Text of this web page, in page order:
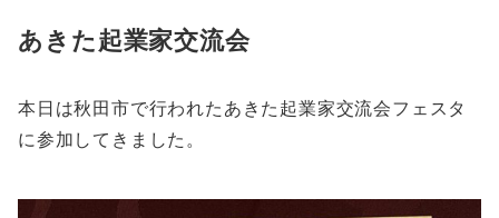
あきた起業家交流会
本日は秋田市で行われたあきた起業家交流会フェスタ
に参加してきました。